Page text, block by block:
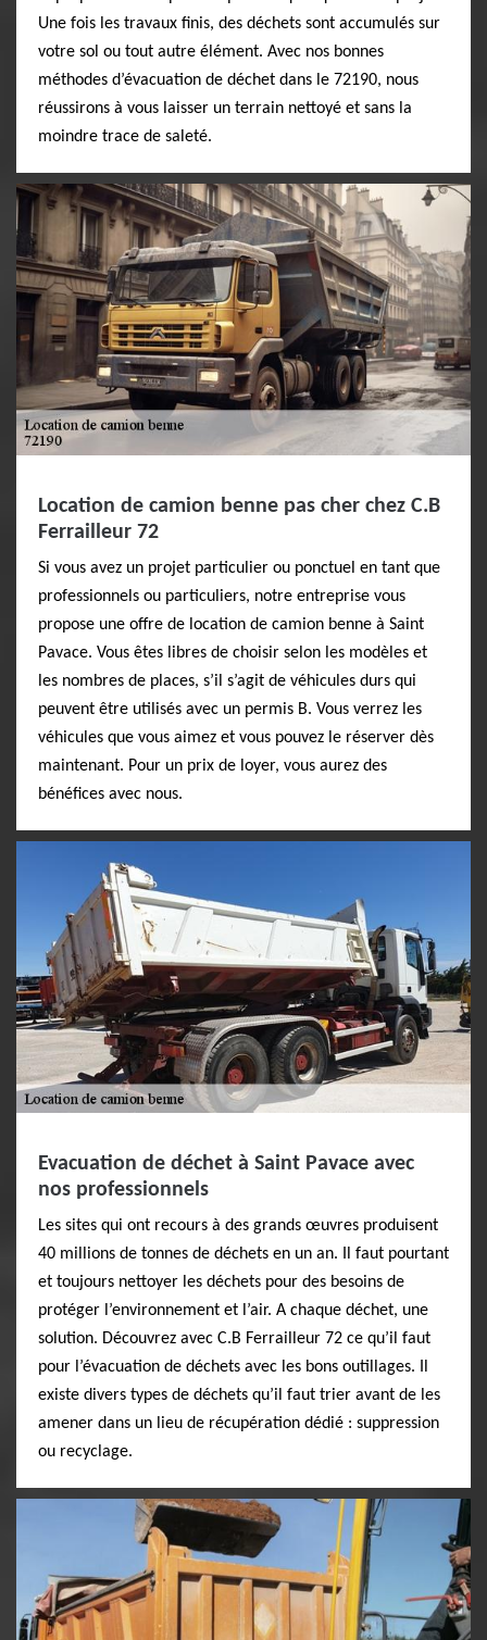
Une fois les travaux finis, des déchets sont accumulés sur
votre sol ou tout autre élément. Avec nos bonnes
méthodes d’évacuation de déchet dans le 72190, nous
réussirons à vous laisser un terrain nettoyé et sans la
moindre trace de saleté.
Location de camion benne pas cher chez C.B
Ferrailleur 72
Si vous avez un projet particulier ou ponctuel en tant que
professionnels ou particuliers, notre entreprise vous
propose une offre de location de camion benne à Saint
Pavace. Vous êtes libres de choisir selon les modèles et
les nombres de places, s’il s’agit de véhicules durs qui
peuvent être utilisés avec un permis B. Vous verrez les
véhicules que vous aimez et vous pouvez le réserver dès
maintenant. Pour un prix de loyer, vous aurez des
bénéfices avec nous.
Evacuation de déchet à Saint Pavace avec
nos professionnels
Les sites qui ont recours à des grands œuvres produisent
40 millions de tonnes de déchets en un an. Il faut pourtant
et toujours nettoyer les déchets pour des besoins de
protéger l’environnement et l’air. A chaque déchet, une
solution. Découvrez avec C.B Ferrailleur 72 ce qu’il faut
pour l’évacuation de déchets avec les bons outillages. Il
existe divers types de déchets qu’il faut trier avant de les
amener dans un lieu de récupération dédié : suppression
ou recyclage.